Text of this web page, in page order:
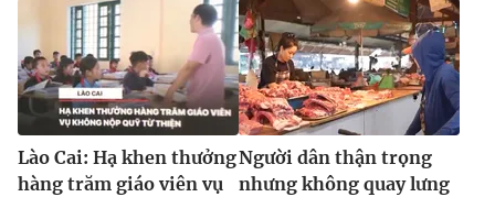
Lào Cai: Hạ khen thưởng
hàng trăm giáo viên vụ
Người dân thận trọng
nhưng không quay lưng